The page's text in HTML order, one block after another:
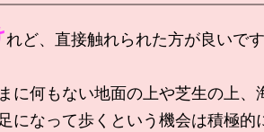
れど、直接触れられた方が良いで
に何もない地面の上や芝生の上、
になって歩くという機会は積極的